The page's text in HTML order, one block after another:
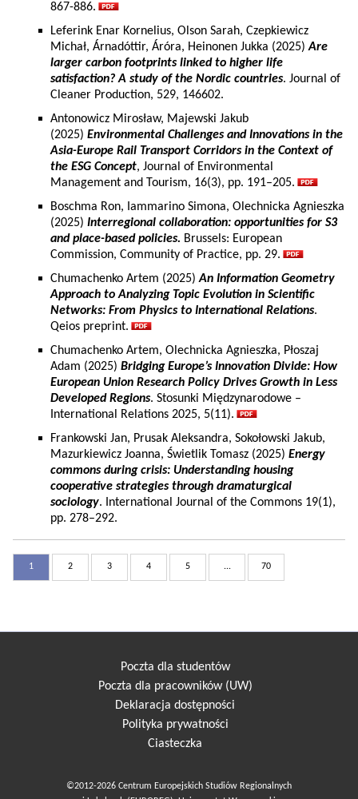
867-886.
Leferink Enar Kornelius, Olson Sarah, Czepkiewicz
Michał, Árnadóttir, Áróra, Heinonen Jukka (2025)Are
larger carbon footprints linked to higher life
satisfaction? A study of the Nordic countries. Journal of
Cleaner Production, 529, 146602.
Antonowicz Mirosław, Majewski Jakub
(2025) Environmental Challenges and Innovations in the
Asia-Europe Rail Transport Corridors in the Context of
the ESG Concept, Journal of Environmental
Management and Tourism, 16(3), pp. 191–205.
Boschma Ron, Iammarino Simona, Olechnicka Agnieszka
(2025) Interregional collaboration: opportunities for S3
and place-based policies. Brussels: European
Commission, Community of Practice, pp. 29.
Chumachenko Artem (2025)An Information Geometry
Approach to Analyzing Topic Evolution in Scientific
Networks: From Physics to International Relations.
Qeios preprint.
Chumachenko Artem, Olechnicka Agnieszka, Płoszaj
Adam (2025) Bridging Europe’s Innovation Divide: How
European Union Research Policy Drives Growth in Less
Developed Regions. Stosunki Międzynarodowe –
International Relations 2025, 5(11).
Frankowski Jan, Prusak Aleksandra, Sokołowski Jakub,
Mazurkiewicz Joanna, Świetlik Tomasz (2025) Energy
commons during crisis: Understanding housing
cooperative strategies through dramaturgical
sociology. International Journal of the Commons 19(1),
pp. 278–292.
1 2 3 4 5 ... 70
Poczta dla studentów
Poczta dla pracowników (UW)
Deklaracja dostępności
Polityka prywatności
Ciasteczka
©2012-2026 Centrum Europejskich Studiów Regionalnych